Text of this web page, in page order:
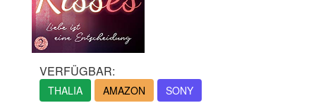
VERFÜGBAR:
THALIA AMAZON SONY